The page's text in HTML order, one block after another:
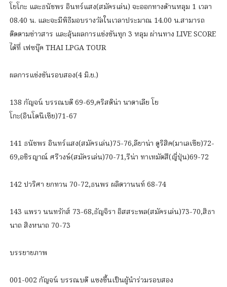
โยโกะ และธนัชพร อินทร์แสง(สมัครเล่น) จะออกทางด้านหลุม 1 เวลา
08.40 น. และจะมีพิธีมอบรางวัลในเวลาประมาณ 14.00 น.สามารถ
ติดตามข่าวสาร และลุ้นผลการแข่งขันทุก 3 หลุม ผ่านทาง LIVE SCORE
ได้ที่ เฟซบุ๊ค THAI LPGA TOUR
ผลการแข่งขันรอบสอง(4 มิ.ย.)
138 กัญจน์ บรรณบดี 69-69,คริสติน่า นาตาเลีย โย
โกะ(อินโดนีเซีย)71-67
141 ธนัชพร อินทร์แสง(สมัครเล่น)75-76,ลียาน่า ดูริสิค(มาเลเซีย)72-
69,อชิรญาณ์ ศรีวงษ์(สมัครเล่น)70-71,รีน่า ทาเทมัตสึ(ญี่ปุ่น)69-72
142 ปวริศา ยกทวน 70-72,ธนพร ผลิตวานนท์ 68-74
143 แพรว นนทรักส์ 73-68,ธัญจิรา อิสสระพล(สมัครเล่น)73-70,สิธา
นาถ สิงหนาถ 70-73
บรรยายภาพ
001-002 กัญจน์ บรรณบดี แซงขึ้นเป็นผู้นำร่วมรอบสอง